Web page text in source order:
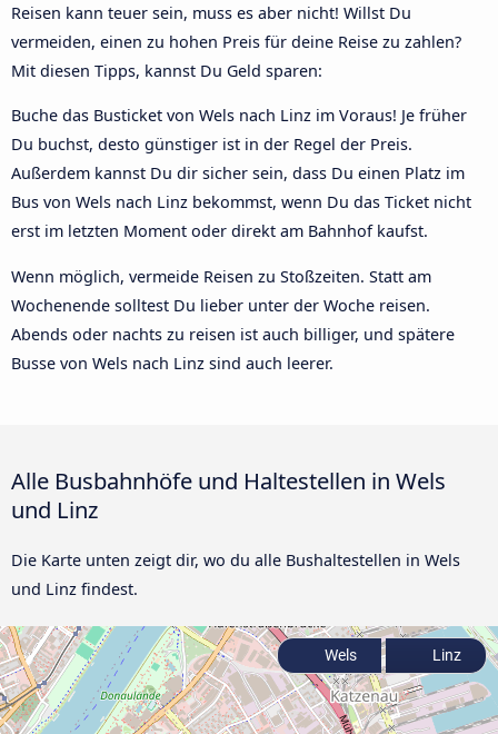
Reisen kann teuer sein, muss es aber nicht! Willst Du
vermeiden, einen zu hohen Preis für deine Reise zu zahlen?
Mit diesen Tipps, kannst Du Geld sparen:
Buche das Busticket von Wels nach Linz im Voraus! Je früher
Du buchst, desto günstiger ist in der Regel der Preis.
Außerdem kannst Du dir sicher sein, dass Du einen Platz im
Bus von Wels nach Linz bekommst, wenn Du das Ticket nicht
erst im letzten Moment oder direkt am Bahnhof kaufst.
Wenn möglich, vermeide Reisen zu Stoßzeiten. Statt am
Wochenende solltest Du lieber unter der Woche reisen.
Abends oder nachts zu reisen ist auch billiger, und spätere
Busse von Wels nach Linz sind auch leerer.
Alle Busbahnhöfe und Haltestellen in Wels
und Linz
Die Karte unten zeigt dir, wo du alle Bushaltestellen in Wels
und Linz findest.
Wels Linz